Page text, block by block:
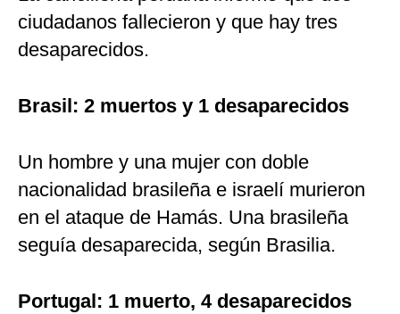
ciudadanos fallecieron y que hay tres
desaparecidos.
Brasil: 2 muertos y 1 desaparecidos
Un hombre y una mujer con doble
nacionalidad brasileña e israelí murieron
en el ataque de Hamás. Una brasileña
seguía desaparecida, según Brasilia.
Portugal: 1 muerto, 4 desaparecidos